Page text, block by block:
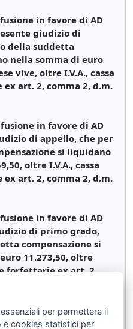
in favore di AD
giudizio di
della suddetta
nella somma di euro
vive, oltre I.V.A., cassa
art. 2, comma 2, d.m.
in favore di AD
di appello, che per
si liquidano
oltre I.V.A., cassa
art. 2, comma 2, d.m.
in favore di AD
di primo grado,
compensazione si
11.273,50, oltre
forfettarie ex art. 2,
di consiglio della
di cassazione, addì 3
per permettere il
e cookies statistici per